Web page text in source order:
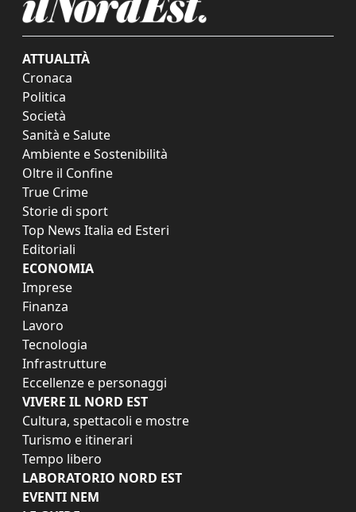
ATTUALITÀ
Cronaca
Politica
Società
Sanità e Salute
Ambiente e Sostenibilità
Oltre il Confine
True Crime
Storie di sport
Top News Italia ed Esteri
Editoriali
ECONOMIA
Imprese
Finanza
Lavoro
Tecnologia
Infrastrutture
Eccellenze e personaggi
VIVERE IL NORD EST
Cultura, spettacoli e mostre
Turismo e itinerari
Tempo libero
LABORATORIO NORD EST
EVENTI NEM